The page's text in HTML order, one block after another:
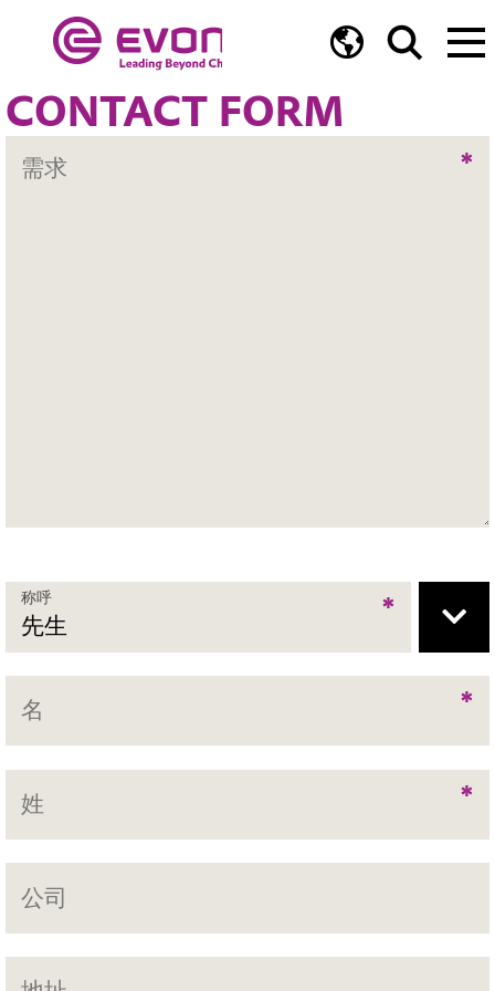
CONTACT FORM
*
称呼 *
*
*